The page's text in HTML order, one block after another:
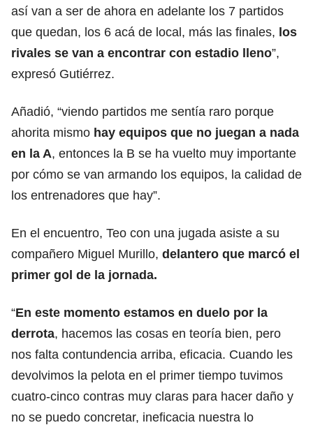
así van a ser de ahora en adelante los 7 partidos
que quedan, los 6 acá de local, más las finales, los
rivales se van a encontrar con estadio lleno”,
expresó Gutiérrez.
Añadió, “viendo partidos me sentía raro porque
ahorita mismo hay equipos que no juegan a nada
en la A, entonces la B se ha vuelto muy importante
por cómo se van armando los equipos, la calidad de
los entrenadores que hay”.
En el encuentro, Teo con una jugada asiste a su
compañero Miguel Murillo, delantero que marcó el
primer gol de la jornada.
“En este momento estamos en duelo por la
derrota, hacemos las cosas en teoría bien, pero
nos falta contundencia arriba, eficacia. Cuando les
devolvimos la pelota en el primer tiempo tuvimos
cuatro-cinco contras muy claras para hacer daño y
no se puedo concretar, ineficacia nuestra lo